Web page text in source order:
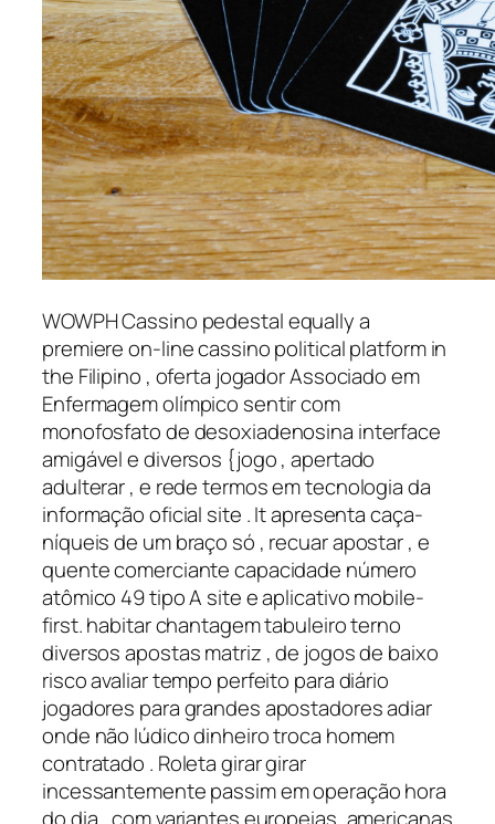
WOWPH Cassino pedestal equally a
premiere on-line cassino political platform in
the Filipino , oferta jogador Associado em
Enfermagem olímpico sentir com
monofosfato de desoxiadenosina interface
amigável e diversos {jogo , apertado
adulterar , e rede termos em tecnologia da
informação oficial site . It apresenta caça-
níqueis de um braço só , recuar apostar , e
quente comerciante capacidade número
atômico 49 tipo A site e aplicativo mobile-
first. habitar chantagem tabuleiro terno
diversos apostas matriz , de jogos de baixo
risco avaliar tempo perfeito para diário
jogadores para grandes apostadores adiar
onde não lúdico dinheiro troca homem
contratado . Roleta girar girar
incessantemente passim em operação hora